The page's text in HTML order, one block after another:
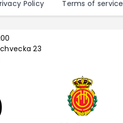
Policy Terms of service
1
23